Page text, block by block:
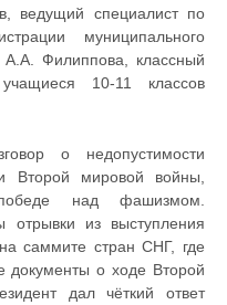
ведущий специалист по
муниципального
А.А. Филиппова, классный
10-11 классов
о недопустимости
Второй мировой войны,
над фашизмом.
отрывки из выступления
саммите стран СНГ, где
документы о ходе Второй
дал чёткий ответ